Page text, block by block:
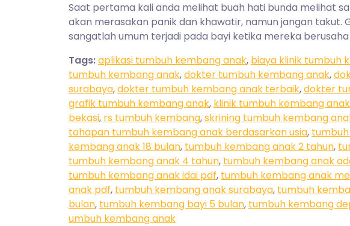
Saat pertama kali anda melihat buah hati bunda melihat
akan merasakan panik dan khawatir, namun jangan
sangatlah umum terjadi pada bayi ketika mereka
Tags:aplikasi tumbuh kembang anak, biaya klinik tumbuh
tumbuh kembang anak,dokter tumbuh kembang anak,
surabaya,dokter tumbuh kembang anak terbaik,dokter
grafik tumbuh kembang anak, klinik tumbuh kembang anak
bekasi, rs tumbuh kembang,skrining tumbuh kembang
tahapan tumbuh kembang anak berdasarkan usia,
kembang anak 18 bulan, tumbuh kembang anak 2 tahun,
tumbuh kembang anak 4 tahun, tumbuh kembang anak
tumbuh kembang anak idai pdf, tumbuh kembang anak
anak pdf, tumbuh kembang anak surabaya, tumbuh
bulan, tumbuh kembang bayi 5 bulan, tumbuh kembang
umbuh kembang anak